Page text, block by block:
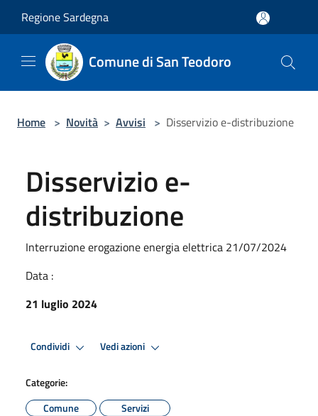
Regione Sardegna
Comune di San Teodoro
Home > Novità > Avvisi > Disservizio e-distribuzione
Disservizio e-
distribuzione
Interruzione erogazione energia elettrica 21/07/2024
Data :
21 luglio 2024
Condividi Vedi azioni
Categorie:
Comune
Servizi